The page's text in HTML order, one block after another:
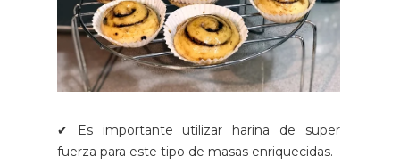
✔ Es importante utilizar harina de super
fuerza para este tipo de masas enriquecidas.